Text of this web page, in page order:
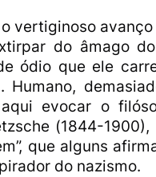
vertiginoso
do âmago
ódio que ele
Humano,
evocar o
(1844-
que alguns
do nazismo.